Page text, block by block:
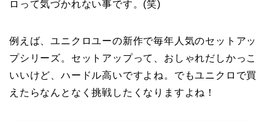
ロって気づかれない事です。(笑)
例えば、ユニクロユーの新作で毎年人気のセットアッ
プシリーズ。セットアップって、おしゃれだしかっこ
いいけど、ハードル高いですよね。でもユニクロで買
えたらなんとなく挑戦したくなりますよね！